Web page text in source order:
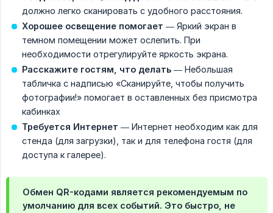
должно легко сканировать с удобного расстояния.
Хорошее освещение помогает — Яркий экран в
темном помещении может ослепить. При
необходимости отрегулируйте яркость экрана.
Расскажите гостям, что делать — Небольшая
табличка с надписью «Сканируйте, чтобы получить
фотографии!» помогает в оставленных без присмотра
кабинках
Требуется Интернет — Интернет необходим как для
стенда (для загрузки), так и для телефона гостя (для
доступа к галерее).
Обмен QR-кодами является рекомендуемым по
умолчанию для всех событий. Это быстро, не